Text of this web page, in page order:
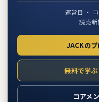
運営目 ・
読売新
JACKの
無料で学
コアメ